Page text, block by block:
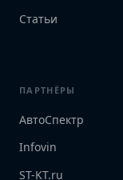
Статьи
ПАРТНЁРЫ
АвтоСпектр
Infovin
ST-KT.ru